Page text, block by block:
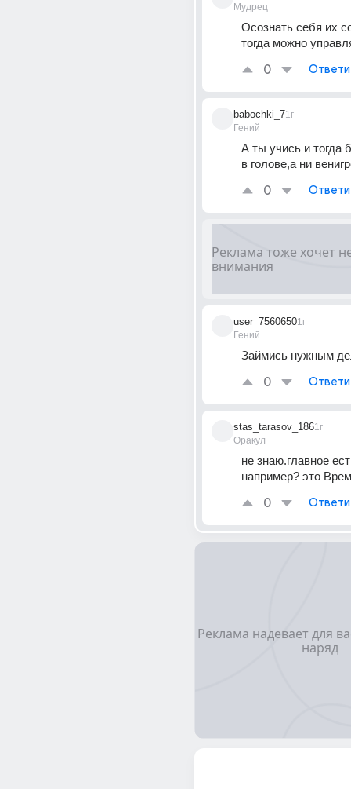
Мудрец
Осознать себя их
тогда можно
0
babochki_7
Гений
1г
А ты учись и тогда
в голове,а ни
0
user_7560650
Гений
1г
Займись нужным
0
stas_tarasov_186
Оракул
1г
не знаю.главное
например? это
0